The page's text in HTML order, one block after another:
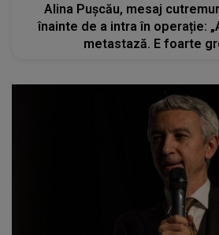
Alina Pușcău, mesaj
înainte de a intra în operație:
metastază. E foarte